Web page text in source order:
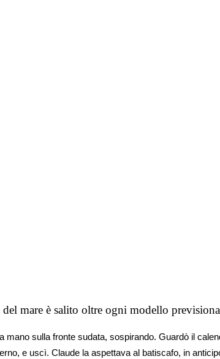
mare è salito oltre ogni modello
sulla fronte sudata, sospirando. Guardò il
e uscì. Claude la aspettava al batiscafo, in